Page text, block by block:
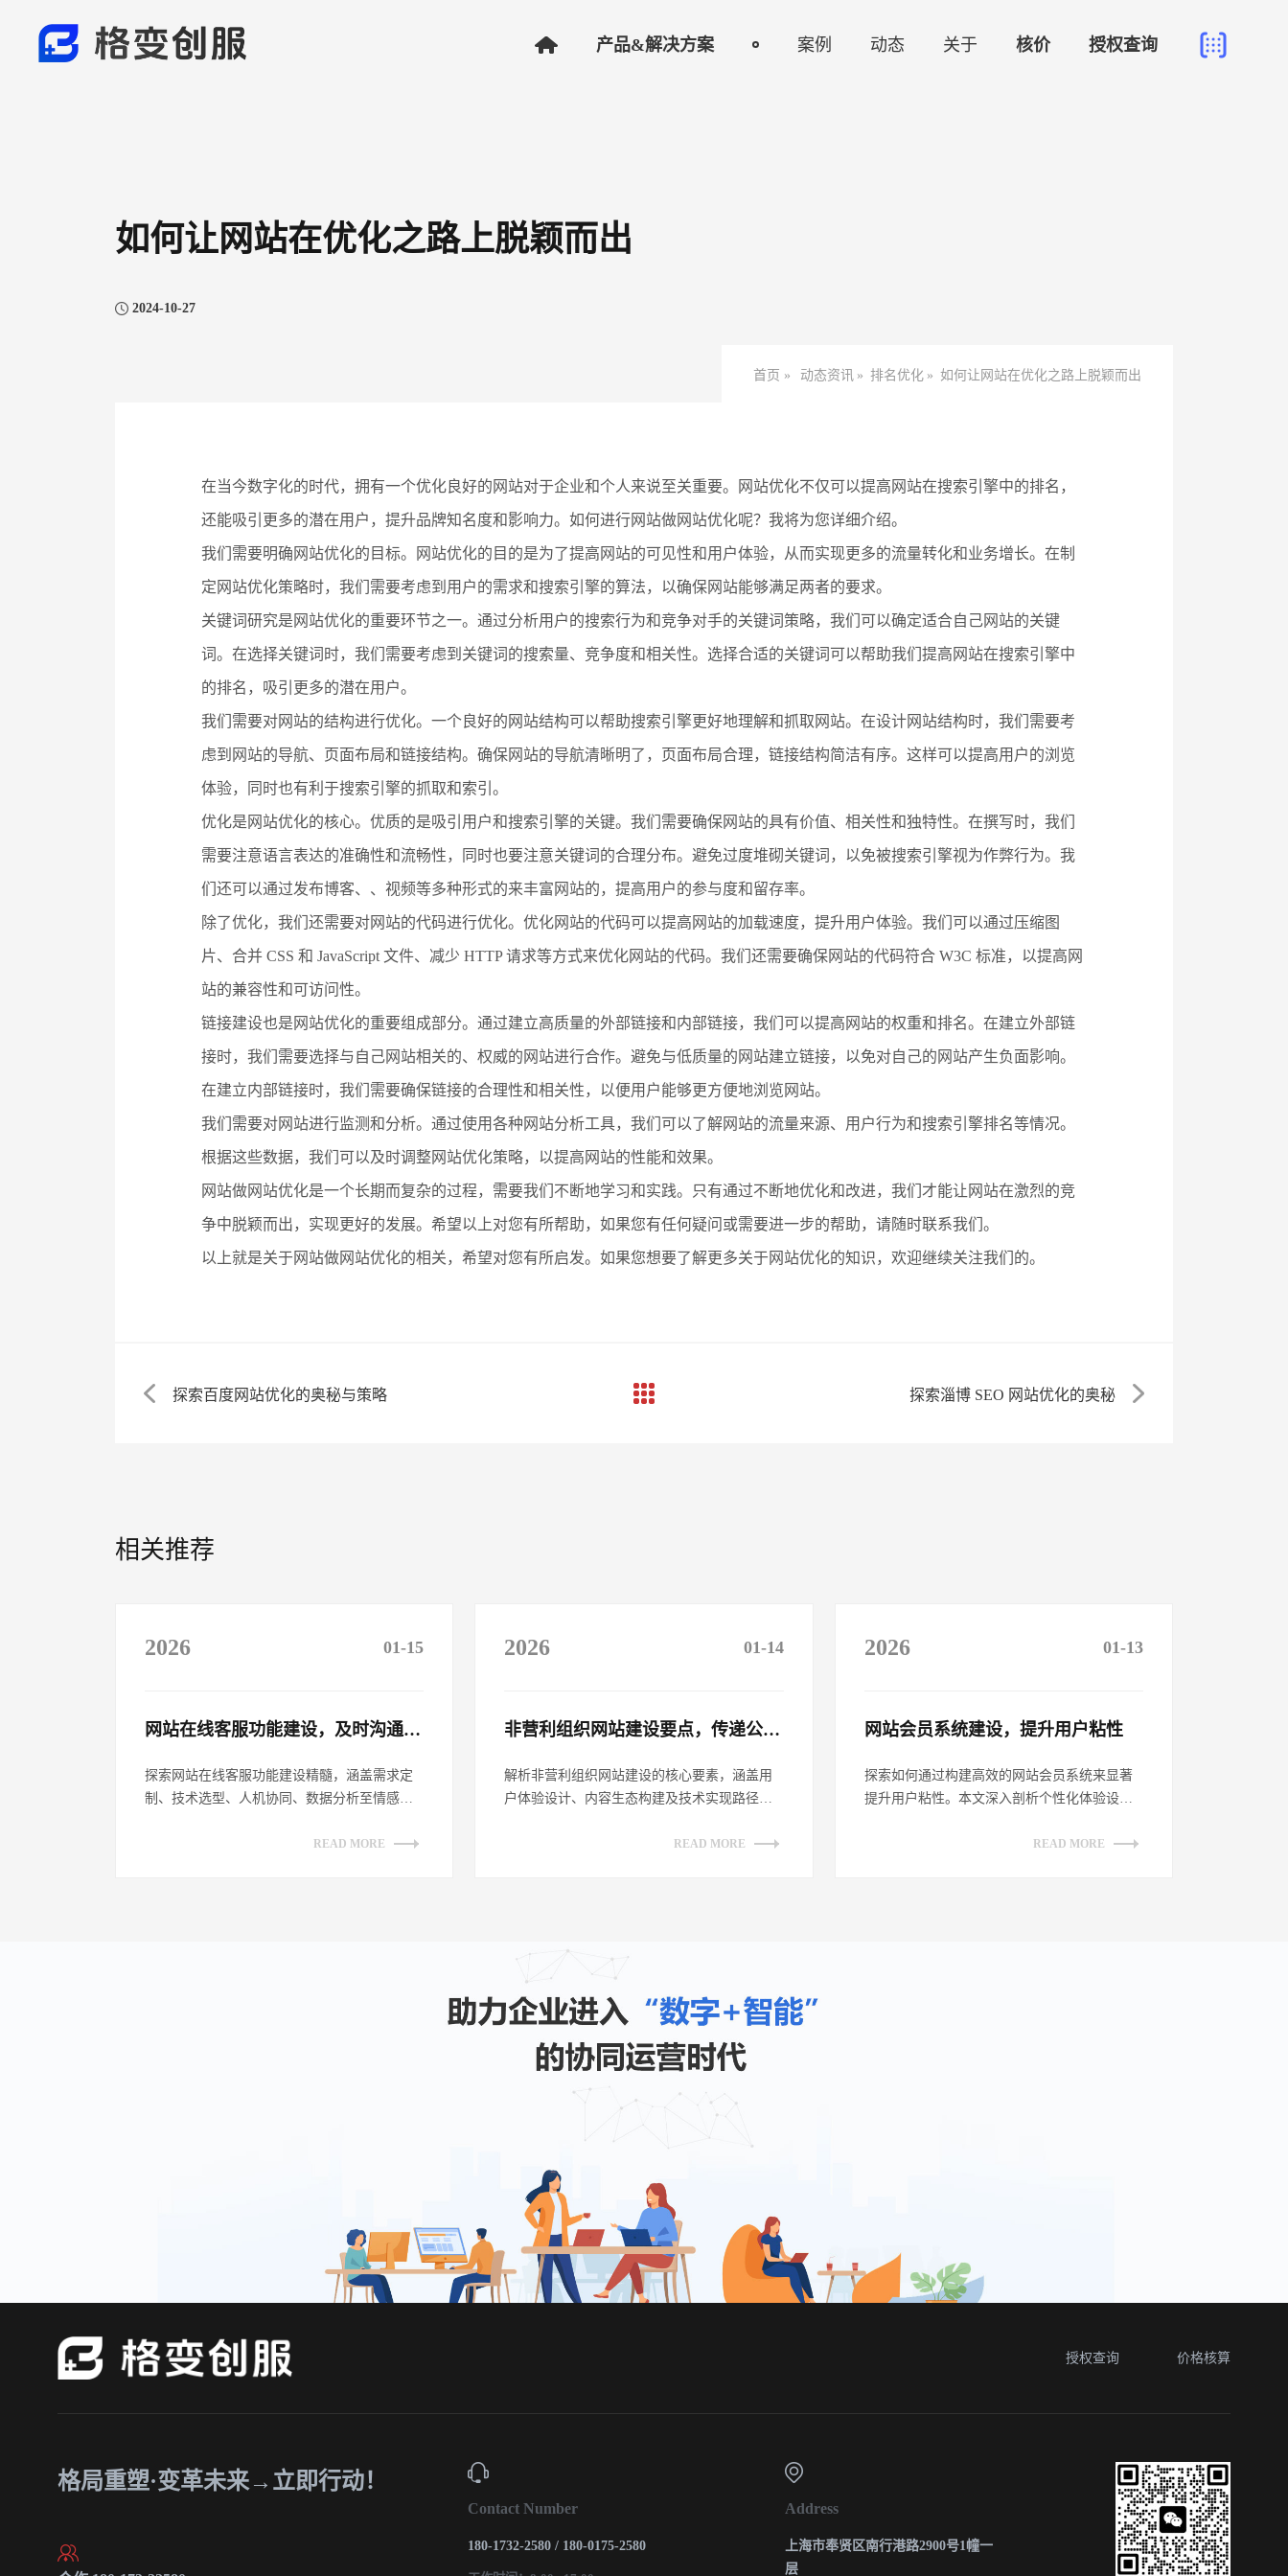
产品&解决方案 案例 动态 关于 核价 授权查询
如何让网站在优化之路上脱颖而出
2024-10-27
首页 » 动态资讯 » 排名优化 » 如何让网站在优化之路上脱颖而出
在当今数字化的时代，拥有一个优化良好的网站对于企业和个人来说至关重要。网站优化不仅可以提高网站在搜索引擎中的排名，
还能吸引更多的潜在用户，提升品牌知名度和影响力。如何进行网站做网站优化呢？我将为您详细介绍。
我们需要明确网站优化的目标。网站优化的目的是为了提高网站的可见性和用户体验，从而实现更多的流量转化和业务增长。在制
定网站优化策略时，我们需要考虑到用户的需求和搜索引擎的算法，以确保网站能够满足两者的要求。
关键词研究是网站优化的重要环节之一。通过分析用户的搜索行为和竞争对手的关键词策略，我们可以确定适合自己网站的关键
词。在选择关键词时，我们需要考虑到关键词的搜索量、竞争度和相关性。选择合适的关键词可以帮助我们提高网站在搜索引擎中
的排名，吸引更多的潜在用户。
我们需要对网站的结构进行优化。一个良好的网站结构可以帮助搜索引擎更好地理解和抓取网站。在设计网站结构时，我们需要考
虑到网站的导航、页面布局和链接结构。确保网站的导航清晰明了，页面布局合理，链接结构简洁有序。这样可以提高用户的浏览
体验，同时也有利于搜索引擎的抓取和索引。
优化是网站优化的核心。优质的是吸引用户和搜索引擎的关键。我们需要确保网站的具有价值、相关性和独特性。在撰写时，我们
需要注意语言表达的准确性和流畅性，同时也要注意关键词的合理分布。避免过度堆砌关键词，以免被搜索引擎视为作弊行为。我
们还可以通过发布博客、、视频等多种形式的来丰富网站的，提高用户的参与度和留存率。
除了优化，我们还需要对网站的代码进行优化。优化网站的代码可以提高网站的加载速度，提升用户体验。我们可以通过压缩图
片、合并 CSS 和 JavaScript 文件、减少 HTTP 请求等方式来优化网站的代码。我们还需要确保网站的代码符合 W3C 标准，以提高网
站的兼容性和可访问性。
链接建设也是网站优化的重要组成部分。通过建立高质量的外部链接和内部链接，我们可以提高网站的权重和排名。在建立外部链
接时，我们需要选择与自己网站相关的、权威的网站进行合作。避免与低质量的网站建立链接，以免对自己的网站产生负面影响。
在建立内部链接时，我们需要确保链接的合理性和相关性，以便用户能够更方便地浏览网站。
我们需要对网站进行监测和分析。通过使用各种网站分析工具，我们可以了解网站的流量来源、用户行为和搜索引擎排名等情况。
根据这些数据，我们可以及时调整网站优化策略，以提高网站的性能和效果。
网站做网站优化是一个长期而复杂的过程，需要我们不断地学习和实践。只有通过不断地优化和改进，我们才能让网站在激烈的竞
争中脱颖而出，实现更好的发展。希望以上对您有所帮助，如果您有任何疑问或需要进一步的帮助，请随时联系我们。
以上就是关于网站做网站优化的相关，希望对您有所启发。如果您想要了解更多关于网站优化的知识，欢迎继续关注我们的。
探索百度网站优化的奥秘与策略 探索淄博 SEO 网站优化的奥秘
相关推荐
2026 01-15
网站在线客服功能建设，及时沟通客户​
探索网站在线客服功能建设精髓，涵盖需求定
制、技术选型、人机协同、数据分析至情感链
READ MORE
2026 01-14
非营利组织网站建设要点，传递公益理念​
解析非营利组织网站建设的核心要素，涵盖用
户体验设计、内容生态构建及技术实现路径。
READ MORE
2026 01-13
网站会员系统建设，提升用户粘性​
探索如何通过构建高效的网站会员系统来显著
提升用户粘性。本文深入剖析个性化体验设
READ MORE
授权查询 价格核算
格局重塑·变革未来→立即行动！
Contact Number
180-1732-2580 / 180-0175-2580
Address
上海市奉贤区南行港路2900号1幢一
层